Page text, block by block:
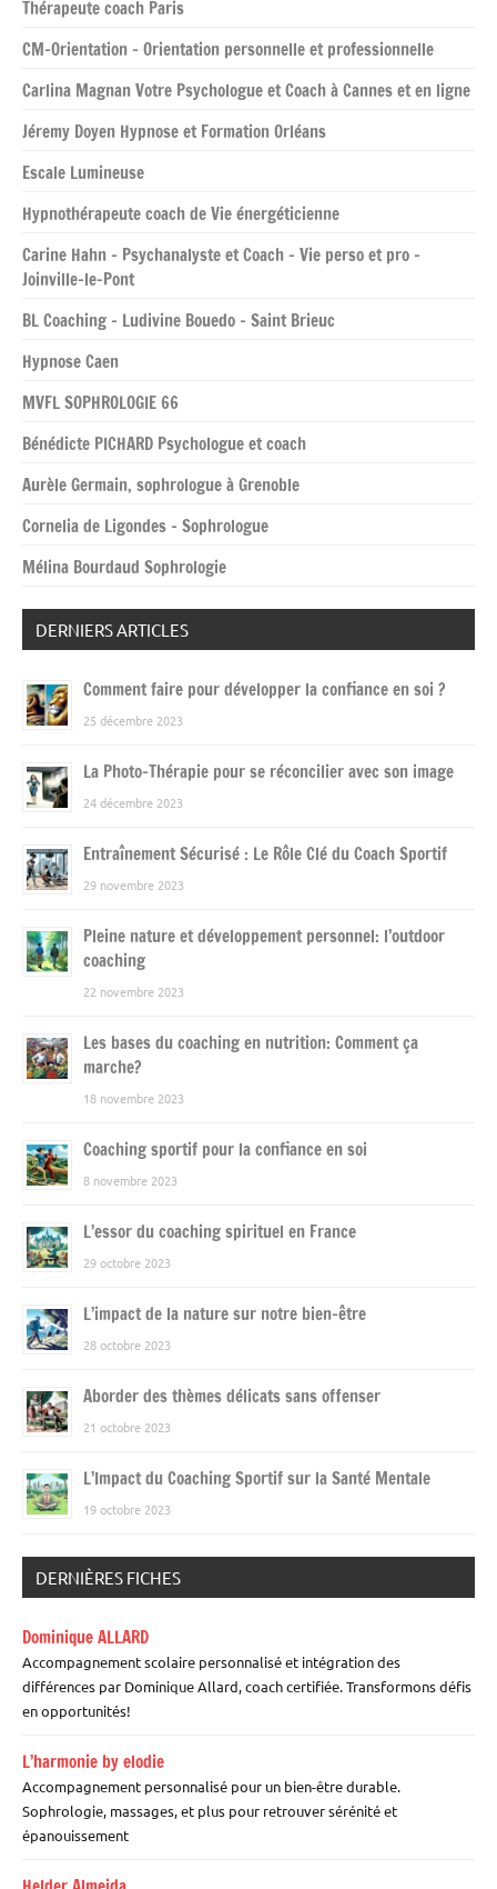
Thérapeute coach Paris
CM-Orientation – Orientation personnelle et professionnelle
Carlina Magnan Votre Psychologue et Coach à Cannes et en ligne
Jéremy Doyen Hypnose et Formation Orléans
Escale Lumineuse
Hypnothérapeute coach de Vie énergéticienne
Carine Hahn – Psychanalyste et Coach – Vie perso et pro –
Joinville-le-Pont
BL Coaching – Ludivine Bouedo – Saint Brieuc
Hypnose Caen
MVFL SOPHROLOGIE 66
Bénédicte PICHARD Psychologue et coach
Aurèle Germain, sophrologue à Grenoble
Cornelia de Ligondes – Sophrologue
Mélina Bourdaud Sophrologie
DERNIERS ARTICLES
Comment faire pour développer la confiance en soi ?
25 décembre 2023
La Photo-Thérapie pour se réconcilier avec son image
24 décembre 2023
Entraînement Sécurisé : Le Rôle Clé du Coach Sportif
29 novembre 2023
Pleine nature et développement personnel: l’outdoor
coaching
22 novembre 2023
Les bases du coaching en nutrition: Comment ça
marche?
18 novembre 2023
Coaching sportif pour la confiance en soi
8 novembre 2023
L’essor du coaching spirituel en France
29 octobre 2023
L’impact de la nature sur notre bien-être
28 octobre 2023
Aborder des thèmes délicats sans offenser
21 octobre 2023
L’Impact du Coaching Sportif sur la Santé Mentale
19 octobre 2023
DERNIÈRES FICHES
Dominique ALLARD
Accompagnement scolaire personnalisé et intégration des
différences par Dominique Allard, coach certifiée. Transformons défis
en opportunités!
L’harmonie by elodie
Accompagnement personnalisé pour un bien-être durable.
Sophrologie, massages, et plus pour retrouver sérénité et
épanouissement